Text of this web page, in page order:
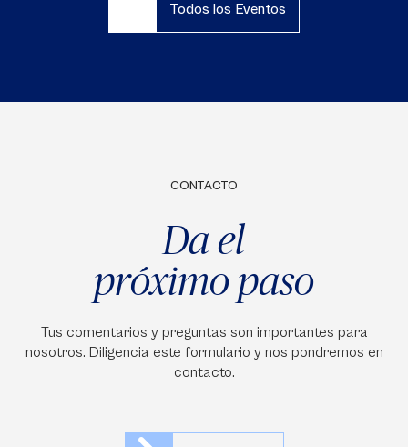
Todos los Eventos
CONTACTO
Da el
próximo paso
Tus comentarios y preguntas son importantes para
nosotros. Diligencia este formulario y nos pondremos en
contacto.